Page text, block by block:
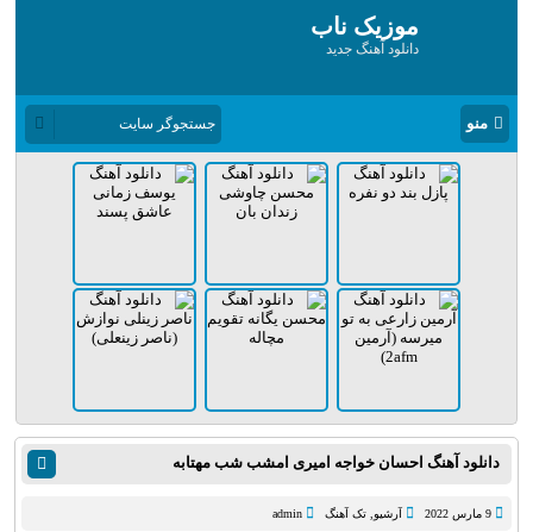
موزیک ناب
دانلود آهنگ جدید
منو
دانلود آهنگ احسان خواجه امیری امشب شب مهتابه
9 مارس 2022 آرشیو, تک آهنگ admin